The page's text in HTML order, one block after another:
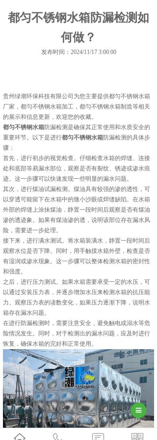
都匀不锈钢水箱防漏检测如
何做？
发布时间：2024/11/17 3:00:00
贵州绿潮环保科技有限公司为您主要提供都匀不锈钢水箱
厂家 ，都匀不锈钢水箱加工，都匀不锈钢水箱制造等相关
的展示和信息更新，欢迎您的收藏。
都匀不锈钢水箱防漏检测是确保其正常使用和水质安全的
重要环节。以下是进行都匀不锈钢水箱防漏检测的具体步
骤：
首先，进行初步的视觉检查。仔细检查水箱的焊缝、连接
处和底部等易漏水部位，观察是否有裂纹、锈迹或渗水痕
迹。这一步骤可以快速发现一些明显的漏水问题。
其次，进行煤油试漏检测。煤油具有较强的渗的透性，可
以穿透可能留下在水箱中的微小沙眼或焊缝缺陷。在水箱
外部的焊缝上涂抹煤油，静置一段时间后观察是否有煤油
渗的透迹象。如果有煤油渗的透，说明该部位存在漏水风
险，需要进一步处理。
接下来，进行满水测试。将水箱装满水，静置一段时间后
观察水位是否下降。同时，用手触摸水箱外壁，检查是否
有湿润或渗水现象。这一步骤可以整体检测水箱的密封性
和强度。
之后，进行压力测试。如果水箱需要承受一定的水压，可
以通过安装压力表，并逐步增加水压来检测水箱的抗压能
力。观察压力表的读数变化，如果压力逐渐下降，说明水
箱存在漏水问题。
在进行防漏检测时，需要注意安全，避免触电或溺水等危
险情况发生。同时，对于检测出的漏水问题，应及时进行
恢复，确保水箱的完好和正常使用。